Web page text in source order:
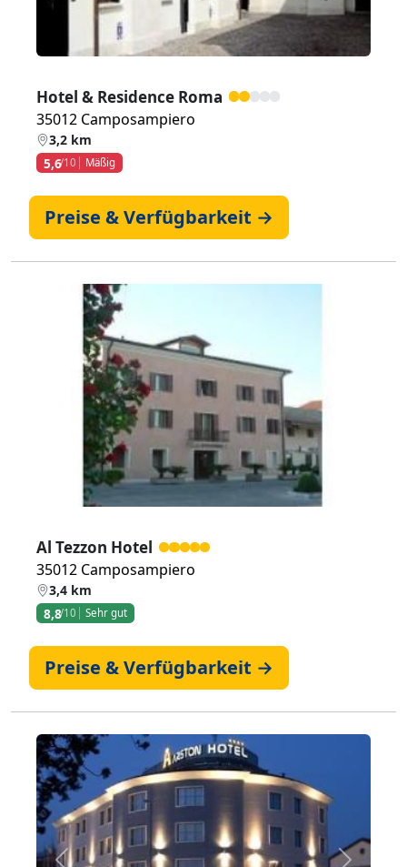
Hotel & Residence Roma
35012 Camposampiero
3,2 km
5,6/10 Mäßig
Preise & Verfügbarkeit →
Zurück
Al Tezzon Hotel
35012 Camposampiero
3,4 km
8,8/10 Sehr gut
Preise & Verfügbarkeit →